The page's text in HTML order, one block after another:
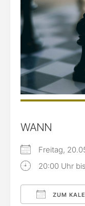
WANN
Freitag,
20:00 Uhr
ZUM